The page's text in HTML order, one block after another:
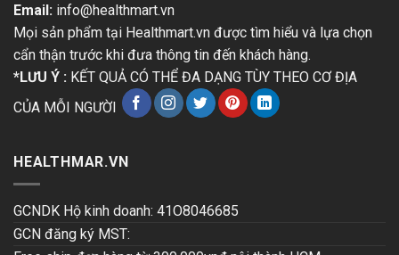
Email: info@healthmart.vn
Mọi sản phẩm tại Healthmart.vn được tìm hiểu và lựa chọn
cẩn thận trước khi đưa thông tin đến khách hàng.
*LƯU Ý : KẾT QUẢ CÓ THỂ ĐA DẠNG TÙY THEO CƠ ĐỊA
CỦA MỖI NGƯỜI
HEALTHMAR.VN
GCNDK Hộ kinh doanh: 41O8046685
GCN đăng ký MST: